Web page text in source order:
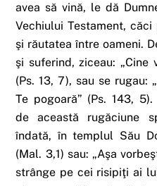
avea să vină, le dă
Vechiului Testament,
şi răutatea între oameni.
şi suferind, ziceau: „Cine
(Ps. 13, 7), sau se rugau:
Te pogoară” (Ps. 143,
de această rugăciune
îndată, în templul Său
(Mal. 3,1) sau: „Aşa
strânge pe cei risipiţi ai